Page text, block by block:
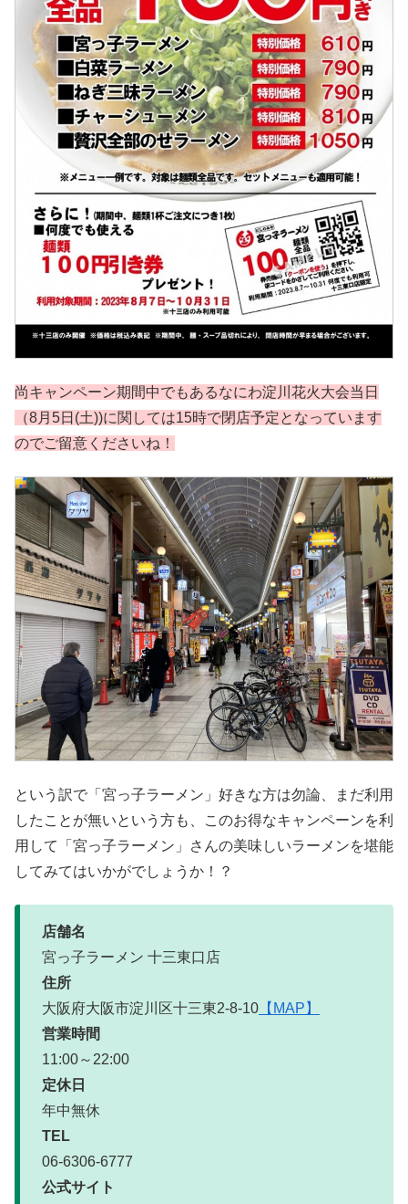
尚キャンペーン期間中でもあるなにわ淀川花火大会当日
（8月5日(土))に関しては15時で閉店予定となっています
のでご留意くださいね！
という訳で「宮っ子ラーメン」好きな方は勿論、まだ利用
したことが無いという方も、このお得なキャンペーンを利
用して「宮っ子ラーメン」さんの美味しいラーメンを堪能
してみてはいかがでしょうか！？
店舗名
宮っ子ラーメン 十三東口店
住所
大阪府大阪市淀川区十三東2-8-10 【MAP】
営業時間
11:00～22:00
定休日
年中無休
TEL
06-6306-6777
公式サイト